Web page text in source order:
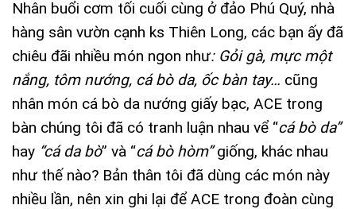
Nhân buổi cơm tối cuối cùng ở đảo Phú Quý, nhà
hàng sân vườn cạnh ks Thiên Long, các bạn ấy đã
chiêu đãi nhiều món ngon như: Gỏi gà, mực một
nắng, tôm nướng, cá bò da, ốc bàn tay… cũng
nhân món cá bò da nướng giấy bạc, ACE trong
bàn chúng tôi đã có tranh luận nhau vể “cá bò da”
hay “cá da bò” và “cá bò hòm”giống, khác nhau
như thế nào? Bản thân tôi đã dùng các món này
nhiều lần, nên xin ghi lại để ACE trong đoàn cùng